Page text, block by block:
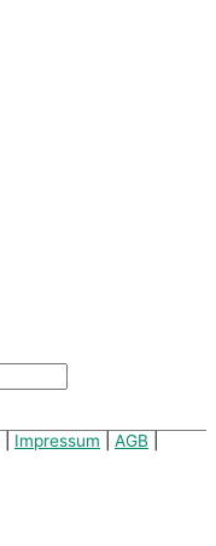
Impressum AGB